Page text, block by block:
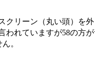
クリーン（丸い頭）を外
われていますが58の方
。